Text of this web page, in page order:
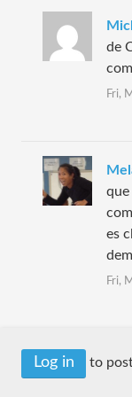
de
Fri,
que
es
Fri,
Log in to